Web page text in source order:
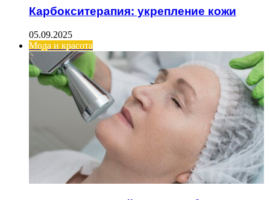
Карбокситерапия: укрепление кожи
05.09.2025
Мода и красота